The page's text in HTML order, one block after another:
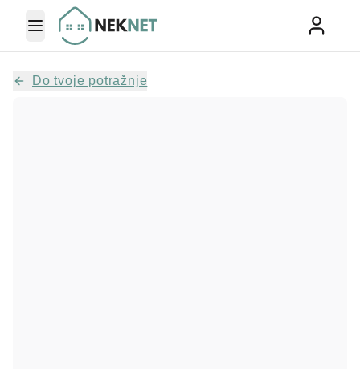
Toggle Menu
Do tvoje potražnje